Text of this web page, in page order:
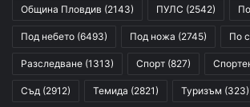
Община Пловдив (2143) ПУЛС (2542)
Под небето (6493) Под ножа (2745) По
Разследване (1313) Спорт (827)
Съд (2912) Темида (2821) Туризъм (323)